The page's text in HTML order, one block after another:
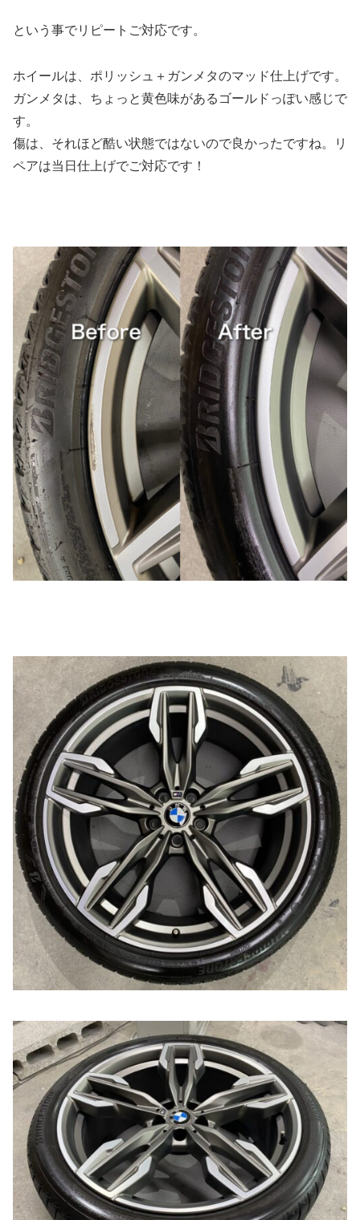
という事でリピートご対応です。
ホイールは、ポリッシュ＋ガンメタのマッド仕上げです。
ガンメタは、ちょっと黄色味があるゴールドっぽい感じで
す。
傷は、それほど酷い状態ではないので良かったですね。リ
ペアは当日仕上げでご対応です！